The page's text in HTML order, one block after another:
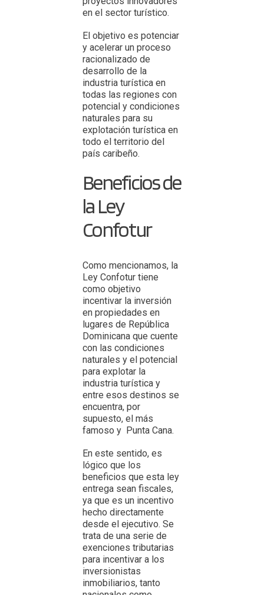
en el sector turístico.
El objetivo es potenciar
y acelerar un proceso
racionalizado de
desarrollo de la
industria turística en
todas las regiones con
potencial y condiciones
naturales para su
explotación turística en
todo el territorio del
país caribeño.
Beneficios de
la Ley
Confotur
Como mencionamos, la
Ley Confotur tiene
como objetivo
incentivar la inversión
en propiedades en
lugares de República
Dominicana que cuente
con las condiciones
naturales y el potencial
para explotar la
industria turística y
entre esos destinos se
encuentra, por
supuesto, el más
famoso y Punta Cana.
En este sentido, es
lógico que los
beneficios que esta ley
entrega sean fiscales,
ya que es un incentivo
hecho directamente
desde el ejecutivo. Se
trata de una serie de
exenciones tributarias
para incentivar a los
inversionistas
inmobiliarios, tanto